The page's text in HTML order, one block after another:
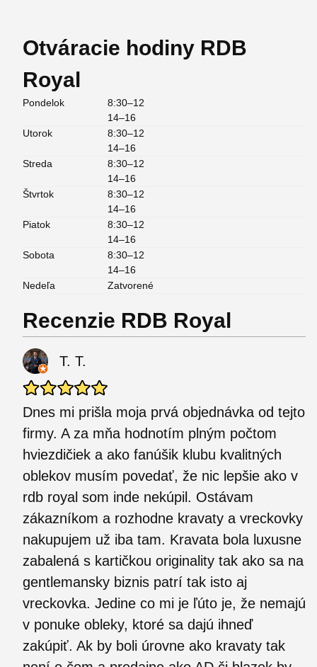
Otváracie hodiny RDB
Royal
Pondelok
8:30–12
14–16
Utorok
8:30–12
14–16
Streda
8:30–12
14–16
Štvrtok
8:30–12
14–16
Piatok
8:30–12
14–16
Sobota
8:30–12
14–16
Nedeľa
Zatvorené
Recenzie RDB Royal
T. T.
Dnes mi prišla moja prvá objednávka od tejto
firmy. A za mňa hodnotím plným počtom
hviezdičiek a ako fanúšik klubu kvalitných
oblekov musím povedať, že nic lepšie ako v
rdb royal som inde nekúpil. Ostávam
zákazníkom a rozhodne kravaty a vreckovky
nakupujem už iba tam. Kravata bola luxusne
zabalená s kartičkou originality tak ako sa na
gentlemansky biznis patrí tak isto aj
vreckovka. Jedine co mi je ľúto je, že nemajú
v ponuke obleky, ktoré sa dajú ihneď
zakúpiť. Ak by boli úrovne ako kravaty tak